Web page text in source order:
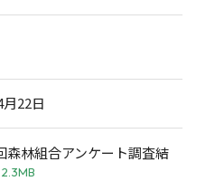
22日
森林組合アンケート調査結
2.3MB